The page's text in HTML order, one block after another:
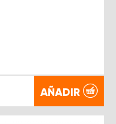
AÑADIR